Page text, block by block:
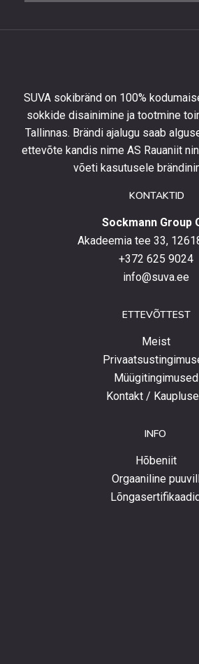
kursis
uusimate
toodetega,
eripakkumistega
SUVA sokibränd on 100%
sokkide disainimine ja tootmine
Tallinnas. Brändi ajalugu saab
ettevõte kandis nime AS Rauaniit
võeti kasutusele
KONTAKTID
Sockmann Group
Akadeemia tee 33,
+372 625 9024
info@suva.ee
ETTEVÕTTEST
Meist
Müügitingimused
Kontakt /
INFO
Hõbeniit
Orgaaniline